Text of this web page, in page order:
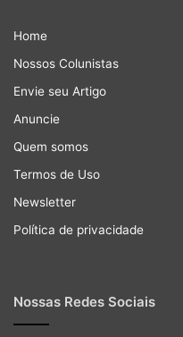
Home
Nossos Colunistas
Envie seu Artigo
Anuncie
Quem somos
Termos de Uso
Newsletter
Política de privacidade
Nossas Redes Sociais